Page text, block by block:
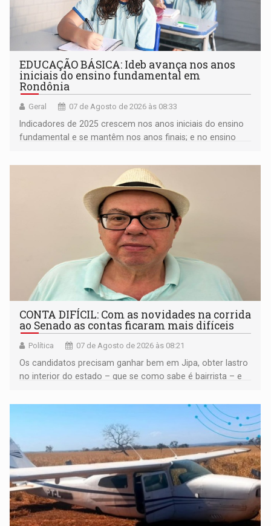
EDUCAÇÃO BÁSICA: Ideb avança nos anos
iniciais do ensino fundamental em
Rondônia
Geral 07 de Agosto de 2026 às 08:33
Indicadores de 2025 crescem nos anos iniciais do ensino
fundamental e se mantêm nos anos finais; e no ensino
CONTA DIFÍCIL: Com as novidades na corrida
ao Senado as contas ficaram mais difíceis
Política 07 de Agosto de 2026 às 08:21
Os candidatos precisam ganhar bem em Jipa, obter lastro
no interior do estado – que se como sabe é bairrista – e
garantir